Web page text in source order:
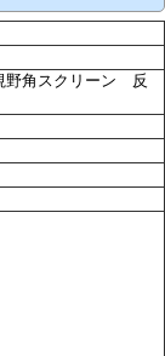
野角スクリーン 反